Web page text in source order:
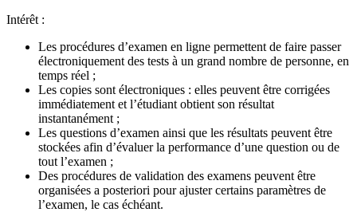
Intérêt :
Les procédures d’examen en ligne permettent de faire passer
électroniquement des tests à un grand nombre de personne, en
temps réel ;
Les copies sont électroniques : elles peuvent être corrigées
immédiatement et l’étudiant obtient son résultat
instantanément ;
Les questions d’examen ainsi que les résultats peuvent être
stockées afin d’évaluer la performance d’une question ou de
tout l’examen ;
Des procédures de validation des examens peuvent être
organisées a posteriori pour ajuster certains paramètres de
l’examen, le cas échéant.